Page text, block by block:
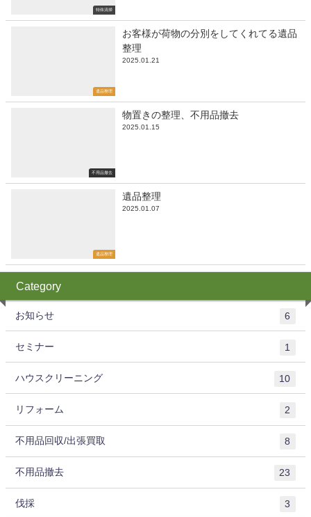
特殊清掃
遺品整理
お客様が荷物の分別をしてくれてる遺品
整理
2025.01.21
不用品撤去
物置きの整理、不用品撤去
2025.01.15
遺品整理
遺品整理
2025.01.07
Category
お知らせ 6
セミナー 1
ハウスクリーニング 10
リフォーム 2
不用品回収/出張買取 8
不用品撤去 23
伐採 3